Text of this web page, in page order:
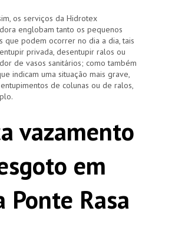
os serviços da Hidrotex
englobam tanto os pequenos
que podem ocorrer no dia a dia, tais
privada, desentupir ralos ou
de vasos sanitários; como também
indicam uma situação mais grave,
de colunas ou de ralos,
vazamento
em
Ponte Rasa